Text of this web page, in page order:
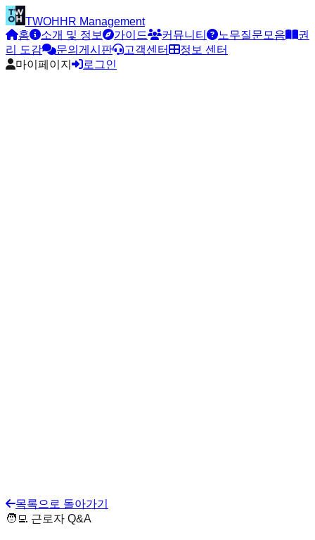
TWOH HR Management
홈
소개 및 정보 가이드 커뮤니티 노무질문모음
권
리 도감
문의게시판 고객센터
정보 센터
마이페이지
로그인
목록으로 돌아가기
🧑‍💻 근로자 Q&A